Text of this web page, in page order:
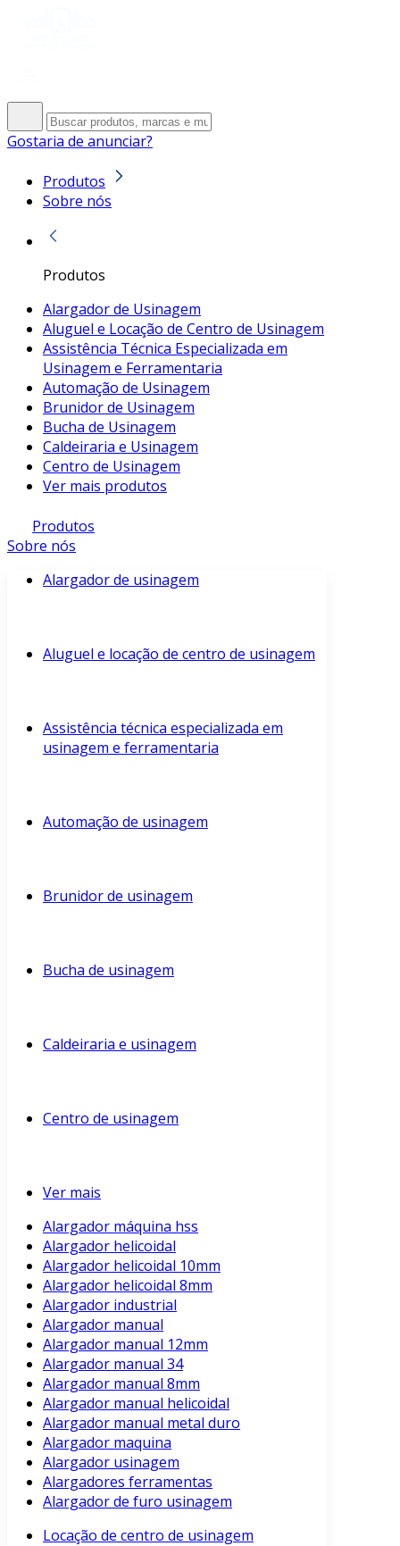
Gostaria de anunciar?
Produtos
Sobre nós
Produtos
Alargador de Usinagem
Aluguel e Locação de Centro de Usinagem
Assistência Técnica Especializada em
Usinagem e Ferramentaria
Automação de Usinagem
Brunidor de Usinagem
Bucha de Usinagem
Caldeiraria e Usinagem
Centro de Usinagem
Ver mais produtos
Produtos
Sobre nós
Alargador de usinagem
Aluguel e locação de centro de usinagem
Assistência técnica especializada em
usinagem e ferramentaria
Automação de usinagem
Brunidor de usinagem
Bucha de usinagem
Caldeiraria e usinagem
Centro de usinagem
Ver mais
Alargador máquina hss
Alargador helicoidal
Alargador helicoidal 10mm
Alargador helicoidal 8mm
Alargador industrial
Alargador manual
Alargador manual 12mm
Alargador manual 34
Alargador manual 8mm
Alargador manual helicoidal
Alargador manual metal duro
Alargador maquina
Alargador usinagem
Alargadores ferramentas
Alargador de furo usinagem
Locação de centro de usinagem